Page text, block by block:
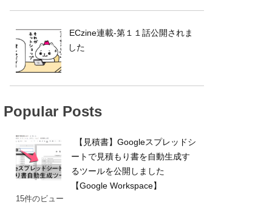
ECzine連載-第１１話公開されま
した
Popular Posts
【見積書】Googleスプレッドシ
ートで見積もり書を自動生成す
るツールを公開しました
【Google Workspace】
15件のビュー